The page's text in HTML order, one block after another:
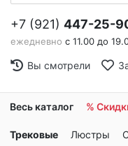
+7 (921) 447-25-
ежедневно с 11.00 до
Вы смотрели
Весь каталог %
Трековые Люстры